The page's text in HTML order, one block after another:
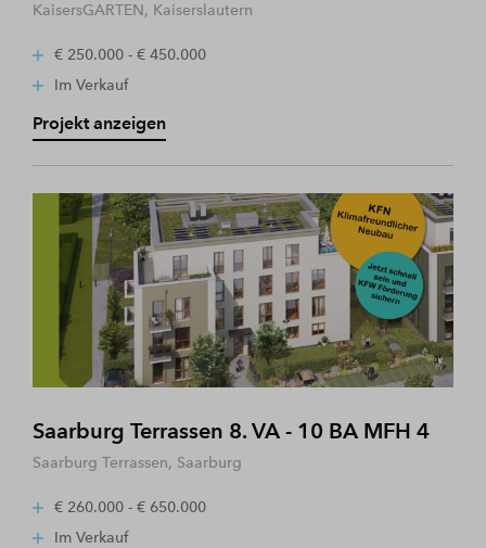
KaisersGARTEN, Kaiserslautern
€ 250.000 - € 450.000
Im Verkauf
Projekt anzeigen
Saarburg Terrassen 8. VA - 10 BA MFH 4
Saarburg Terrassen, Saarburg
€ 260.000 - € 650.000
Im Verkauf